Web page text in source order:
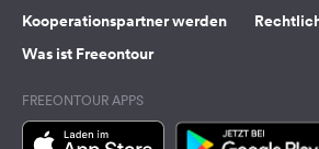
Kooperationspartner werden
Was ist Freeontour
FREEONTOUR APPS